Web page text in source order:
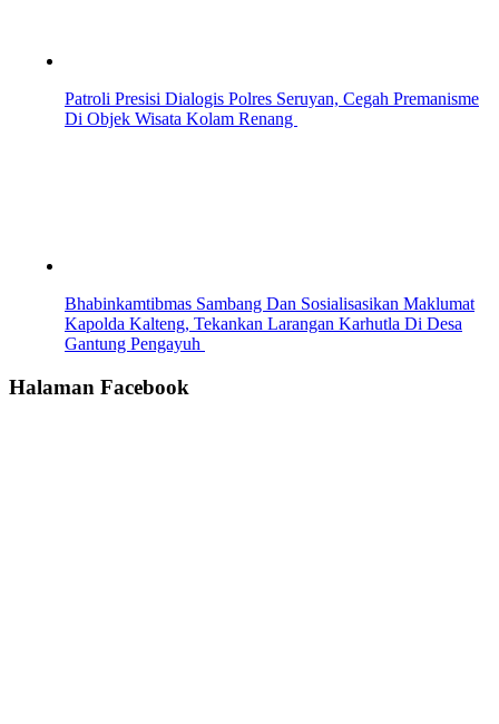
Patroli Presisi Dialogis Polres Seruyan, Cegah Premanisme
Di Objek Wisata Kolam Renang
Bhabinkamtibmas Sambang Dan Sosialisasikan Maklumat
Kapolda Kalteng, Tekankan Larangan Karhutla Di Desa
Gantung Pengayuh
Halaman Facebook